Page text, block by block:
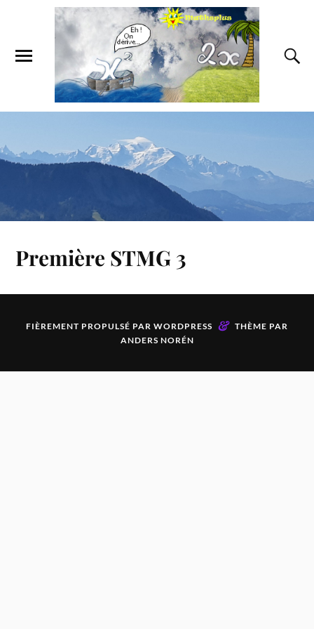
Première STMG 3
FIÈREMENT PROPULSÉ PAR WORDPRESS & THÈME PAR
ANDERS NORÉN